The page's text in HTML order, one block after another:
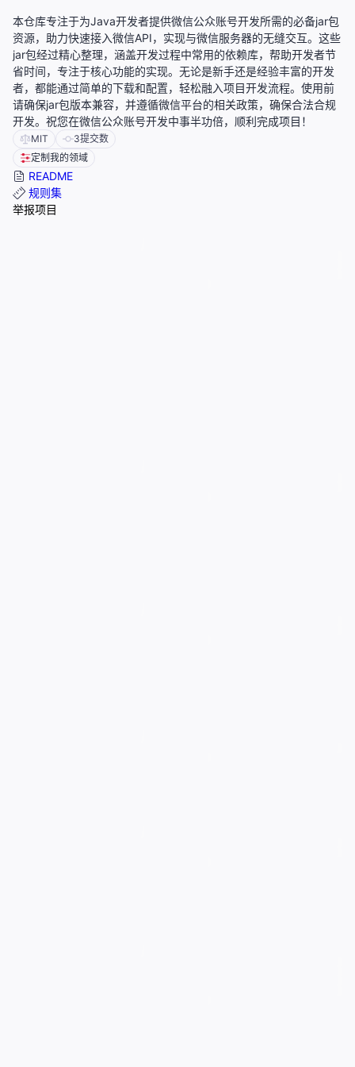
本仓库专注于为Java开发者提供微信公众账号开发所需的必备jar包
资源，助力快速接入微信API，实现与微信服务器的无缝交互。这些
jar包经过精心整理，涵盖开发过程中常用的依赖库，帮助开发者节
省时间，专注于核心功能的实现。无论是新手还是经验丰富的开发
者，都能通过简单的下载和配置，轻松融入项目开发流程。使用前
请确保jar包版本兼容，并遵循微信平台的相关政策，确保合法合规
开发。祝您在微信公众账号开发中事半功倍，顺利完成项目！
MIT 3提交数
定制我的领域
README
规则集
举报项目